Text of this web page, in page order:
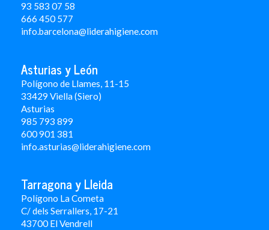
93 583 07 58
666 450 577
info.barcelona@liderahigiene.com
Asturias y León
Polígono de Llames, 11-15
33429 Viella (Siero)
Asturias
985 793 899
600 901 381
info.asturias@liderahigiene.com
Tarragona y Lleida
Polígono La Cometa
C/ dels Serrallers, 17-21
43700 El Vendrell